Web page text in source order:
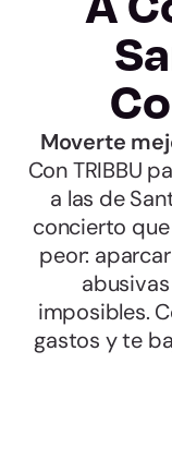
Moverte
Con TRIBBU
a las de
concierto
peor:
imposibles.
gastos y te